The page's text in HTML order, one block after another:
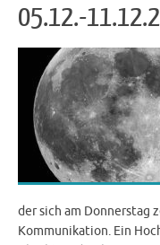
05.12.-
der sich am Donnerstag
Kommunikation. Ein